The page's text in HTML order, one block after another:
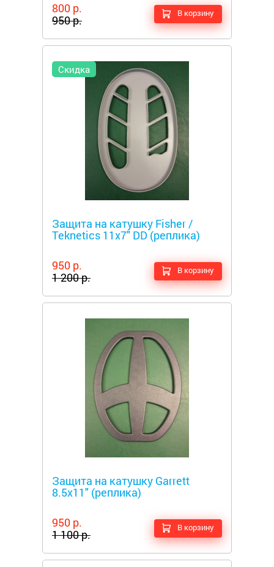
800 р.
950 р.
В корзину
Скидка
Защита на катушку Fisher /
Teknetics 11x7" DD (реплика)
950 р.
1 200 р.
В корзину
Защита на катушку Garrett
8.5x11" (реплика)
950 р.
1 100 р.
В корзину